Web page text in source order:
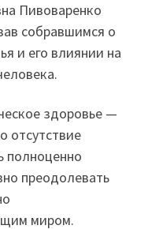
Пивоваренко
собравшимся о
и его влиянии на
здоровье —
отсутствие
полноценно
преодолевать
миром.